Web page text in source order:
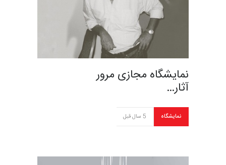
نمایشگاه مجازی مرور
آثار…
نمایشگاه 5 سال قبل